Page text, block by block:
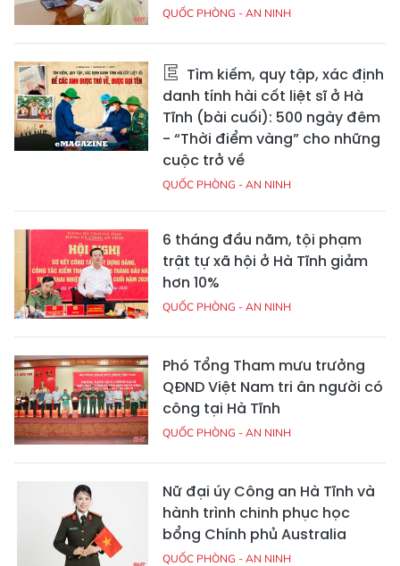
QUỐC PHÒNG - AN NINH
Tìm kiếm, quy tập, xác định
danh tính hài cốt liệt sĩ ở Hà
Tĩnh (bài cuối): 500 ngày đêm
- “Thời điểm vàng” cho những
cuộc trở về
QUỐC PHÒNG - AN NINH
6 tháng đầu năm, tội phạm
trật tự xã hội ở Hà Tĩnh giảm
hơn 10%
QUỐC PHÒNG - AN NINH
Phó Tổng Tham mưu trưởng
QĐND Việt Nam tri ân người có
công tại Hà Tĩnh
QUỐC PHÒNG - AN NINH
Nữ đại úy Công an Hà Tĩnh và
hành trình chinh phục học
bổng Chính phủ Australia
QUỐC PHÒNG - AN NINH